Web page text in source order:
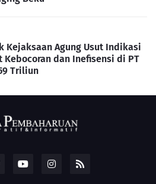
Kejaksaan Agung Usut Indikasi
Kebocoran dan Inefisensi di PT
Triliun